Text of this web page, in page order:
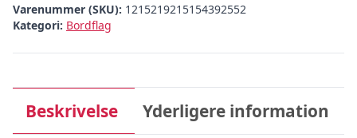
Varenummer (SKU): 1215219215154392552
Kategori: Bordflag
Beskrivelse Yderligere information